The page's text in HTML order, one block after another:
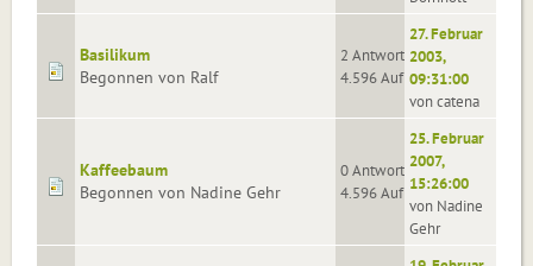
Basilikum
Begonnen von Ralf
2 Antworten
4.596 Aufrufe
27. Februar
2003,
09:31:00
von catena
Kaffeebaum
Begonnen von Nadine Gehr
0 Antworten
4.596 Aufrufe
25. Februar
2007,
15:26:00
von Nadine
Gehr